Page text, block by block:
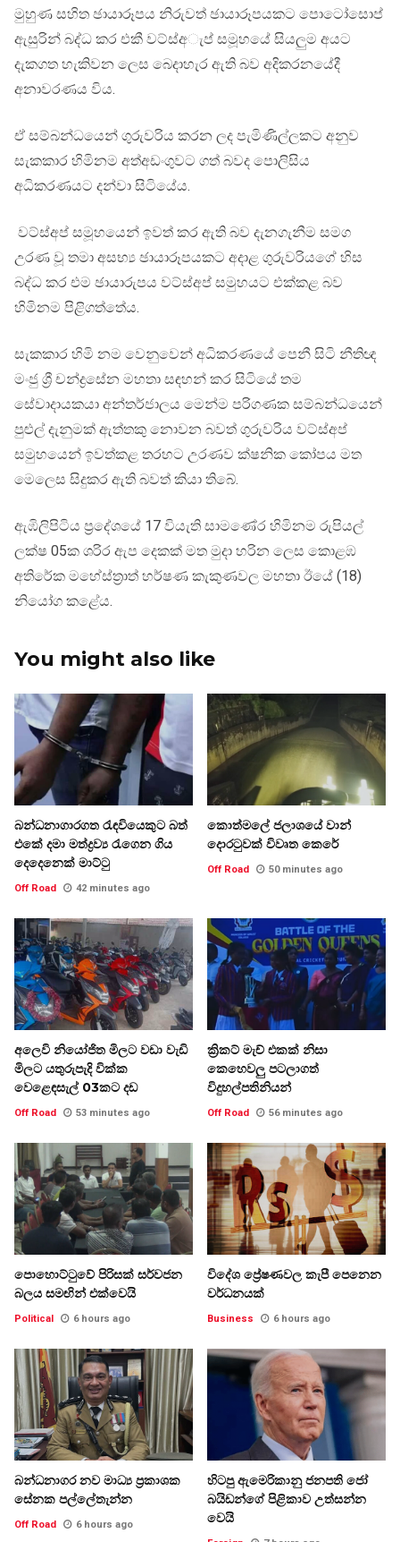
මුහුණ සහිත ඡායාරූපය නිරුවත් ඡායාරූපයකට පොටෝසොප්
ඇසුරින් බද්ධ කර එකී වට්ස්අැප් සමූහයේ සියලුම අයට
දැකගත හැකිවන ලෙස බෙදාහැර ඇති බව අදිකරනයේදී
අනාවරණය විය.
ඒ සම්බන්ධයෙන් ගුරුවරිය කරන ලද පැමිණිල්ලකට අනුව
සැකකාර හිමිනම අත්අඩංගුවට ගත් බවද පොලිසිය
අධිකරණයට දන්වා සිටියේය.
වට්ස්අප් සමූහයෙන් ඉවත් කර ඇති බව දැනගැනීම සමග
උරණ වූ තමා අසභ්‍ය ඡායාරූපයකට අදාළ ගුරුවරියගේ හිස
බද්ධ කර එම ඡායාරුපය වට්ස්අප් සමුහයට එක්කළ බව
හිමිනම පිළිගත්තේය.
සැකකාර හිමි නම වෙනුවෙන් අධිකරණයේ පෙනී සිටි නීතිඥ
මංජු ශ්‍රී චන්ද්‍රසේන මහතා සඳහන් කර සිටියේ තම
සේවාදායකයා අන්තර්ජාලය මෙන්ම පරිගණක සම්බන්ධයෙන්
පුළුල් දැනුමක් ඇත්තකු නොවන බවත් ගුරුවරිය වට්ස්අප්
සමුහයෙන් ඉවත්කළ තරහට උරණව ක්ෂනික කෝපය මත
මෙලෙස සිදුකර ඇති බවත් කියා තිබේ.
ඇඹිලිපිටිය ප්‍රදේශයේ 17 වියැති සාමණේර හිමිනම රුපියල්
ලක්ෂ 05ක ශරිර ඇප දෙකක් මත මුදා හරින ලෙස කොළඹ
අතිරේක මහේස්ත්‍රාත් හර්ෂණ කැකුණවල මහතා ඊයේ (18)
නියෝග කළේය.
You might also like
බන්ධනාගාරගත රැඳවියෙකුට බත්
එකේ දමා මත්ද්‍රව්‍ය රැගෙන ගිය
දෙදෙනෙක් මාට්ටු
Off Road 42 minutes ago
කොත්මලේ ජලාශයේ වාන්
දොරටුවක් විවෘත කෙරේ
Off Road 50 minutes ago
අලෙවි නියෝජිත මිලට වඩා වැඩි
මිලට යතුරුපැදි වික්ක
වෙළෙඳසැල් 03කට දඩ
Off Road 53 minutes ago
ක්‍රිකට් මැච් එකක් නිසා
කෙහෙවලු පටලාගත්
විදුහල්පතිනියන්
Off Road 56 minutes ago
පොහොට්ටුවේ පිරිසක් සර්වජන
බලය සමඟින් එක්වෙයි
Political 6 hours ago
විදේශ ප්‍රේෂණවල කැපී පෙනෙන
වර්ධනයක්
Business 6 hours ago
බන්ධනාගර නව මාධ්‍ය ප්‍රකාශක
සේනක පල්ලේතැන්න
Off Road 6 hours ago
හිටපු ඇමෙරිකානු ජනපති ජෝ
බයිඩන්ගේ පිළිකාව උත්සන්න
වෙයි